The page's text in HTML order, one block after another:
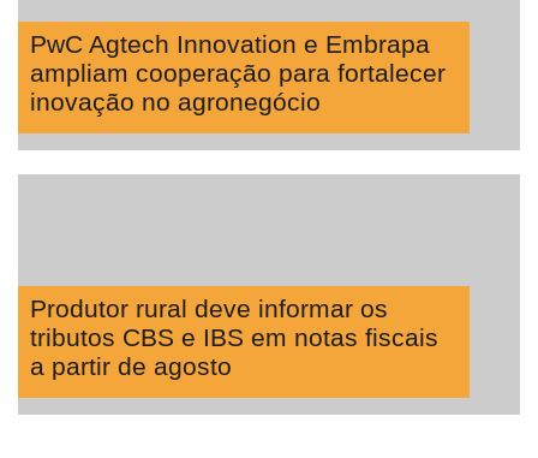
Lean
Way
Consulting
ONE
PwC Agtech Innovation e Embrapa
ampliam cooperação para fortalecer
inovação no agronegócio
Produtor rural deve informar os
tributos CBS e IBS em notas fiscais
a partir de agosto